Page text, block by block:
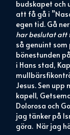
budskapet och
att få gå i
egen tid. Gå
har beslutat att
så genuint
bönestunden
i Hans stad,
Jesus. Sen
kapell,
Dolorosa och
jag tänker på
göra. När jag